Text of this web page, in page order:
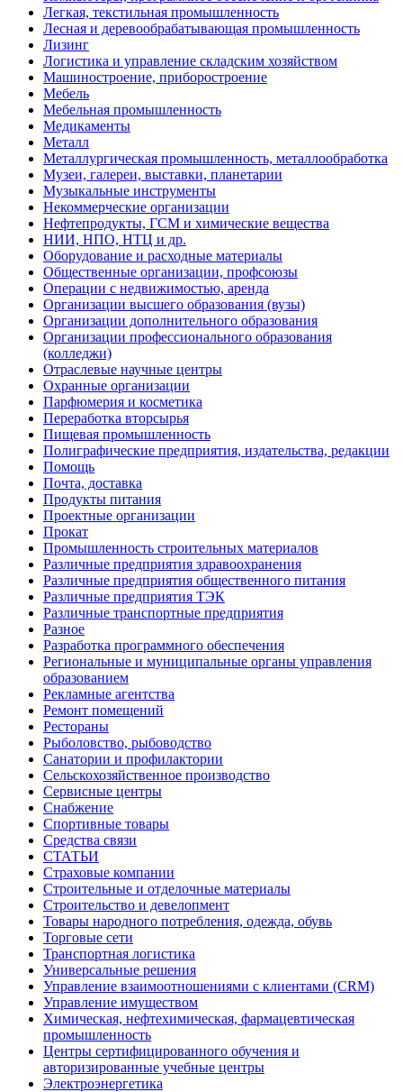
Легкая, текстильная промышленность
Лесная и деревообрабатывающая промышленность
Лизинг
Логистика и управление складским хозяйством
Машиностроение, приборостроение
Мебель
Мебельная промышленность
Медикаменты
Металл
Металлургическая промышленность, металлообработка
Музеи, галереи, выставки, планетарии
Музыкальные инструменты
Некоммерческие организации
Нефтепродукты, ГСМ и химические вещества
НИИ, НПО, НТЦ и др.
Оборудование и расходные материалы
Общественные организации, профсоюзы
Операции с недвижимостью, аренда
Организации высшего образования (вузы)
Организации дополнительного образования
Организации профессионального образования
(колледжи)
Отраслевые научные центры
Охранные организации
Парфюмерия и косметика
Переработка вторсырья
Пищевая промышленность
Полиграфические предприятия, издательства, редакции
Помощь
Почта, доставка
Продукты питания
Проектные организации
Прокат
Промышленность строительных материалов
Различные предприятия здравоохранения
Различные предприятия общественного питания
Различные предприятия ТЭК
Различные транспортные предприятия
Разное
Разработка программного обеспечения
Региональные и муниципальные органы управления
образованием
Рекламные агентства
Ремонт помещений
Рестораны
Рыболовство, рыбоводство
Санатории и профилактории
Сельскохозяйственное производство
Сервисные центры
Снабжение
Спортивные товары
Средства связи
СТАТЬИ
Страховые компании
Строительные и отделочные материалы
Строительство и девелопмент
Товары народного потребления, одежда, обувь
Торговые сети
Транспортная логистика
Универсальные решения
Управление взаимоотношениями с клиентами (CRM)
Управление имуществом
Химическая, нефтехимическая, фармацевтическая
промышленность
Центры сертифицированного обучения и
авторизированные учебные центры
Электроэнергетика